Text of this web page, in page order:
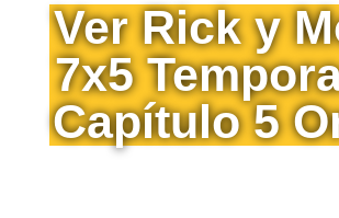
Ver Rick y
7x5
Capítulo 5